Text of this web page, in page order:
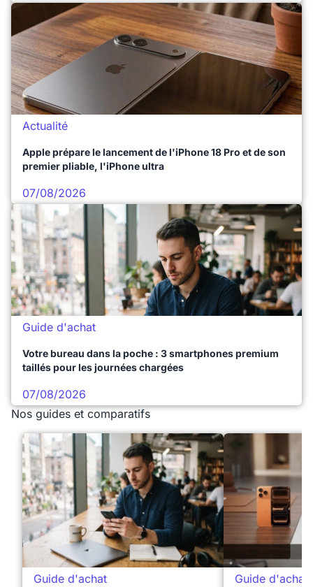
Actualité
Apple prépare le lancement de l'iPhone 18 Pro et de son
premier pliable, l'iPhone ultra
07/08/2026
Guide d'achat
Votre bureau dans la poche : 3 smartphones premium
taillés pour les journées chargées
07/08/2026
Nos guides et comparatifs
Guide d'achat Guide d'achat